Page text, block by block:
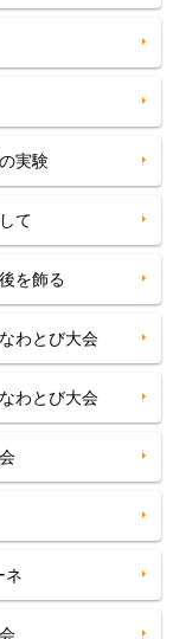
実験
て
を飾る
わとび大会
わとび大会
ネ